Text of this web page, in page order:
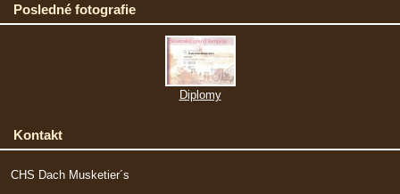
Posledné fotografie
Diplomy
Kontakt
CHS Dach Musketier´s